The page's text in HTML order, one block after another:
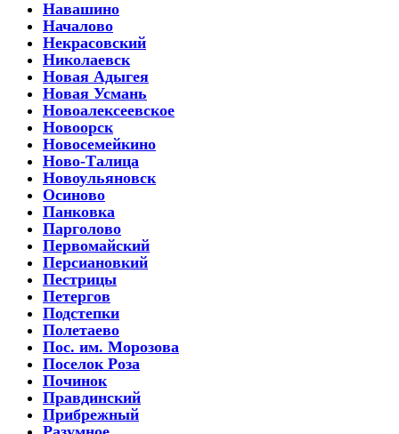
Навашино
Началово
Некрасовский
Николаевск
Новая Адыгея
Новая Усмань
Новоалексеевское
Новоорск
Новосемейкино
Ново-Талица
Новоульяновск
Осиново
Панковка
Парголово
Первомайский
Персиановкий
Пестрицы
Петергов
Подстепки
Полетаево
Пос. им. Морозова
Поселок Роза
Починок
Правдинский
Прибрежный